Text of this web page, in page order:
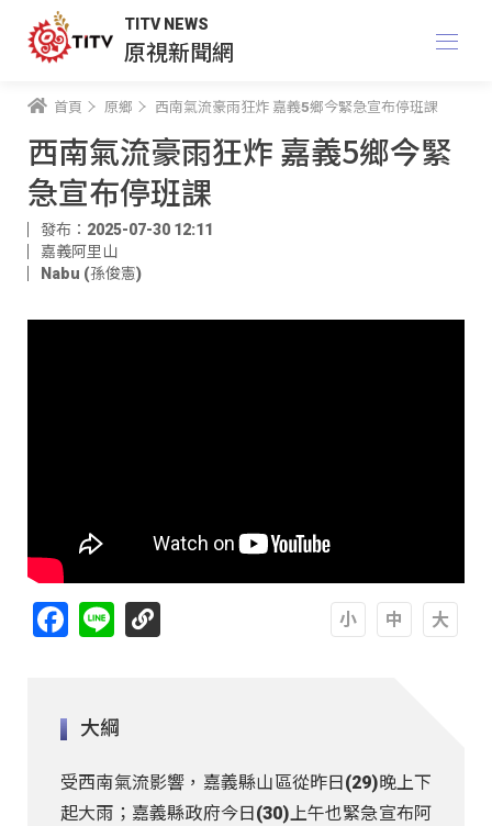
TITV NEWS
原視新聞網
首頁 原鄉 西南氣流豪雨狂炸 嘉義5鄉今緊急宣布停班課
西南氣流豪雨狂炸 嘉義5鄉今緊
急宣布停班課
發布：2025-07-30 12:11
嘉義阿里山
Nabu (孫俊憲)
Facebook
Line
大綱
受西南氣流影響，嘉義縣山區從昨日(29)晚上下
起大雨；嘉義縣政府今日(30)上午也緊急宣布阿